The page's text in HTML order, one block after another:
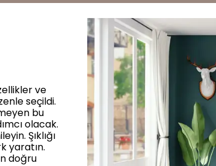
ve
seçildi.
bu
olacak.
Şıklığı
yaratın.
doğru